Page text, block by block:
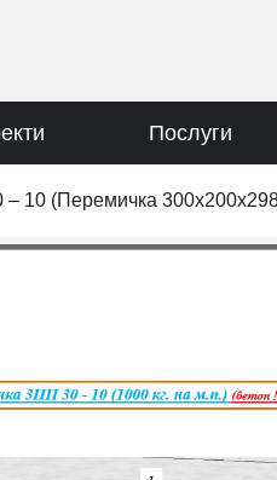
Послуги
10 (Перемичка